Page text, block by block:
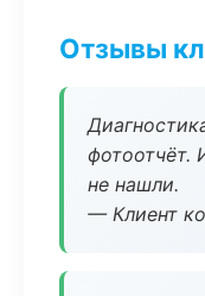
Отзывы
фотоотчёт.
не нашли.
— Клиент